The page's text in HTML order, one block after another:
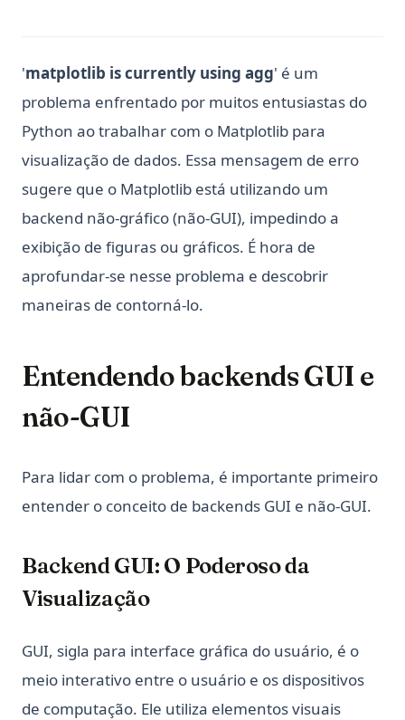
'matplotlib is currently using agg' é um
problema enfrentado por muitos entusiastas do
Python ao trabalhar com o Matplotlib para
visualização de dados. Essa mensagem de erro
sugere que o Matplotlib está utilizando um
backend não-gráfico (não-GUI), impedindo a
exibição de figuras ou gráficos. É hora de
aprofundar-se nesse problema e descobrir
maneiras de contorná-lo.
Entendendo backends GUI e
não-GUI
Para lidar com o problema, é importante primeiro
entender o conceito de backends GUI e não-GUI.
Backend GUI: O Poderoso da
Visualização
GUI, sigla para interface gráfica do usuário, é o
meio interativo entre o usuário e os dispositivos
de computação. Ele utiliza elementos visuais